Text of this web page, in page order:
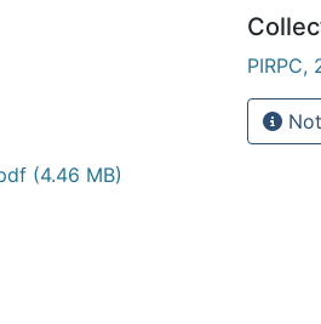
(4.46 MB)
PIRPC,